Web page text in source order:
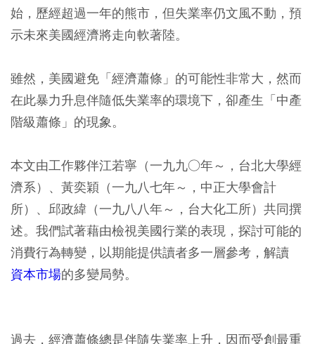
始，歷經超過一年的熊市，但失業率仍文風不動，預
示未來美國經濟將走向軟著陸。
雖然，美國避免「經濟蕭條」的可能性非常大，然而
在此暴力升息伴隨低失業率的環境下，卻產生「中產
階級蕭條」的現象。
本文由工作夥伴江若寧（一九九○年～，台北大學經
濟系）、黃奕穎（一九八七年～，中正大學會計
所）、邱政緯（一九八八年～，台大化工所）共同撰
述。我們試著藉由檢視美國行業的表現，探討可能的
消費行為轉變，以期能提供讀者多一層參考，解讀
資本市場的多變局勢。
過去，經濟蕭條總是伴隨失業率上升，因而受創最重